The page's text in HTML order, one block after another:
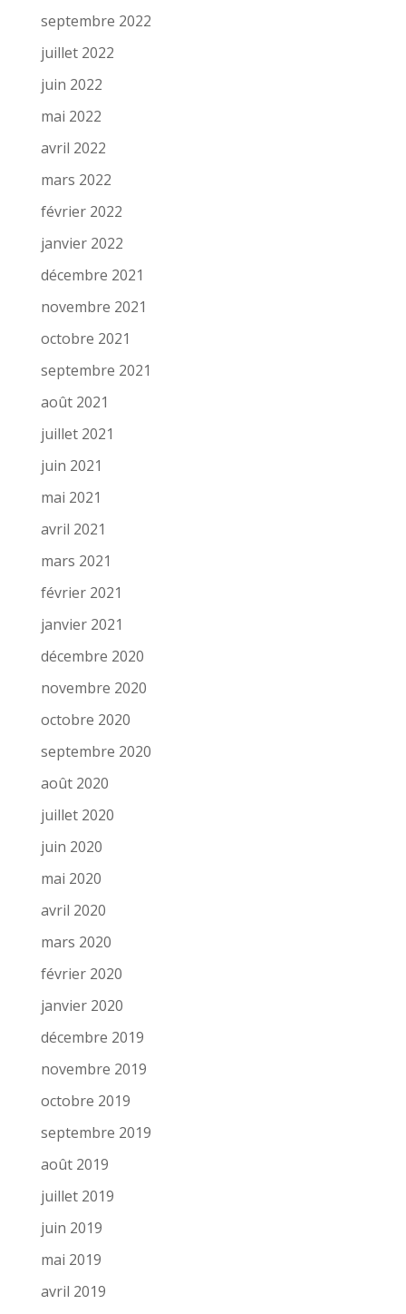
septembre 2022
juillet 2022
juin 2022
mai 2022
avril 2022
mars 2022
février 2022
janvier 2022
décembre 2021
novembre 2021
octobre 2021
septembre 2021
août 2021
juillet 2021
juin 2021
mai 2021
avril 2021
mars 2021
février 2021
janvier 2021
décembre 2020
novembre 2020
octobre 2020
septembre 2020
août 2020
juillet 2020
juin 2020
mai 2020
avril 2020
mars 2020
février 2020
janvier 2020
décembre 2019
novembre 2019
octobre 2019
septembre 2019
août 2019
juillet 2019
juin 2019
mai 2019
avril 2019